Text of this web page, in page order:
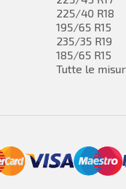
225/40 R18
195/65 R15
235/35 R19
185/65 R15
Tutte le